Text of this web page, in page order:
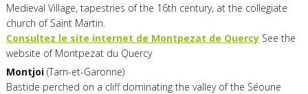
Medieval Village, tapestries of the 16th century, at the collegiate
church of Saint Martin.
Consultez le site internet de Montpezat de QuercySee the
website of Montpezat du Quercy
Montjoi(Tarn-et-Garonne)
Bastide perched on a cliff dominating the valley of the Séoune